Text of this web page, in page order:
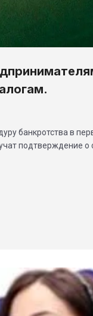
банкротства в
подтверждение